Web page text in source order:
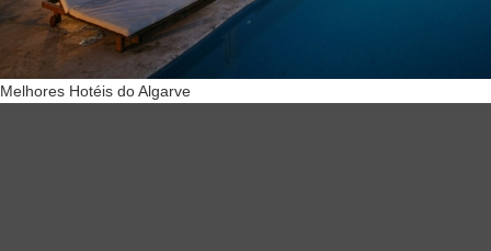
Melhores Hotéis do Algarve